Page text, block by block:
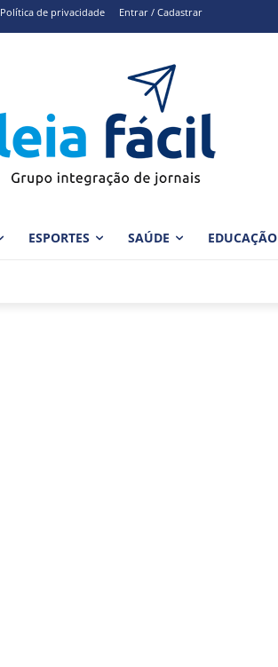
Política de privacidade Entrar / Cadastrar
ESPORTES SAÚDE EDUCAÇÃO